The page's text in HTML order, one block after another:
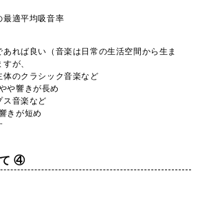
最適平均吸音率
れば良い（音楽は日常の生活空間から生ま
が、
のクラシック音楽など
や響きが長め
ス音楽など
きが短め
て ④